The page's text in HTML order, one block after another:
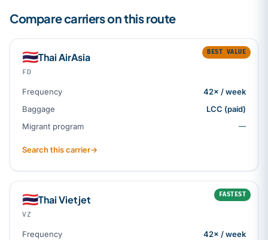
Compare carriers on this route
BEST VALUE
🇹🇭Thai AirAsia
FD
Frequency
42× / week
Baggage
LCC (paid)
Migrant program
—
Search this carrier→
FASTEST
🇹🇭Thai Vietjet
VZ
Frequency
42× / week